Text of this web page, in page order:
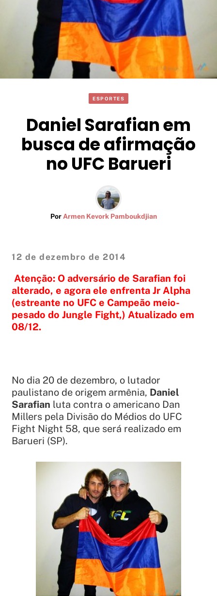
ESPORTES
Daniel Sarafian em
busca de afirmação
no UFC Barueri
PorArmen Kevork Pamboukdjian
12 de dezembro de 2014
Atenção: O adversário de Sarafian foi
alterado, e agora ele enfrenta Jr Alpha
(estreante no UFC e Campeão meio-
pesado do Jungle Fight,) Atualizado em
08/12.
No dia 20 de dezembro, o lutador
paulistano de origem armênia, Daniel
Sarafian luta contra o americano Dan
Millers pela Divisão do Médios do UFC
Fight Night 58, que será realizado em
Barueri (SP).